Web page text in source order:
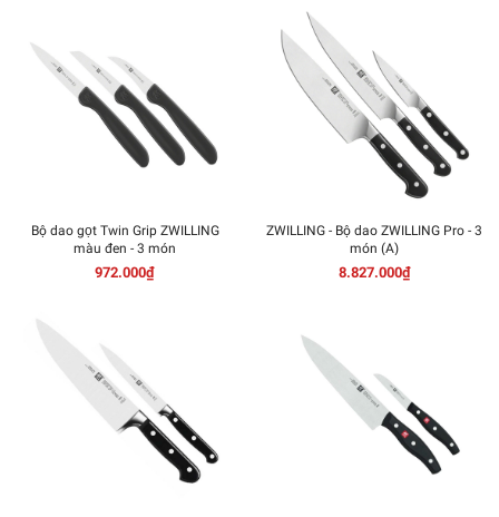
Bộ dao gọt Twin Grip ZWILLING
màu đen - 3 món
972.000₫
ZWILLING - Bộ dao ZWILLING Pro - 3
món (A)
8.827.000₫